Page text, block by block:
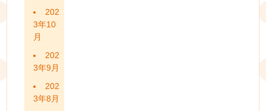
202
3年10
月
202
3年9月
202
3年8月